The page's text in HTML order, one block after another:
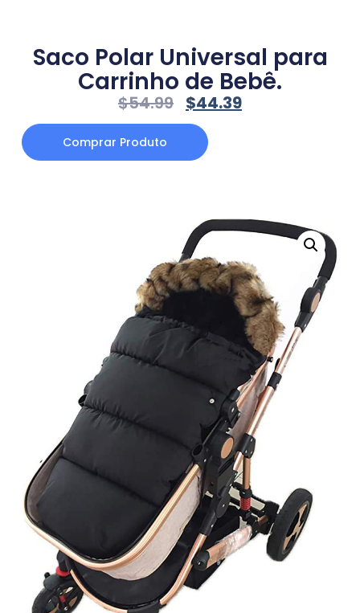
Saco Polar Universal para
Carrinho de Bebê.
$54.99 $44.39
Comprar Produto